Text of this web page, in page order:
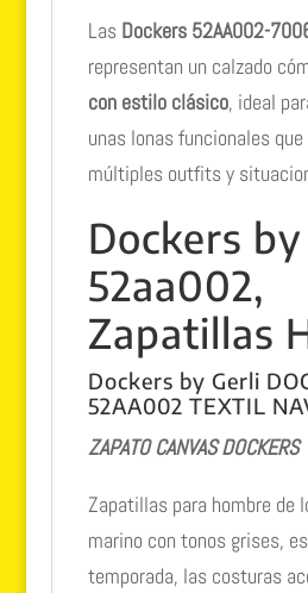
Las Dockers 52AA002-
representan un calzado
con estilo clásico, ideal
unas lonas funcionales
múltiples outfits y
Dockers
52aa002,
Zapatillas
Dockers by Gerli
52AA002 TEXTIL
ZAPATO CANVAS DOCKERS
Zapatillas para hombre de
marino con tonos grises,
temporada, las costuras